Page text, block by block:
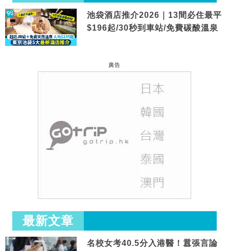
池袋酒店推介2026｜13間必住最平
$196起/30秒到車站/免費碳酸溫泉
廣告
最新文章
名校女考40.5分入港醫！囂張言論